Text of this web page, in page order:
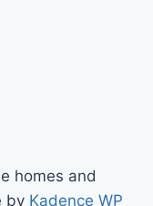
homes and
by Kadence WP